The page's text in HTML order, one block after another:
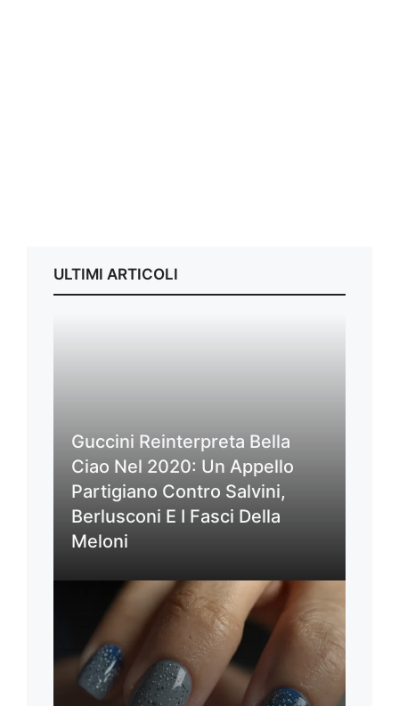
ULTIMI ARTICOLI
Guccini Reinterpreta Bella
Ciao Nel 2020: Un Appello
Partigiano Contro Salvini,
Berlusconi E I Fasci Della
Meloni